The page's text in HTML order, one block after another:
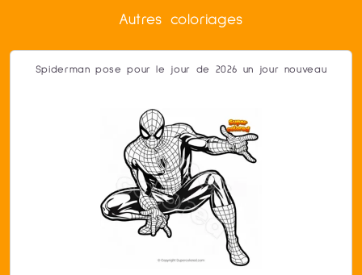
Autres coloriages
Spiderman pose pour le jour de 2026 un jour nouveau